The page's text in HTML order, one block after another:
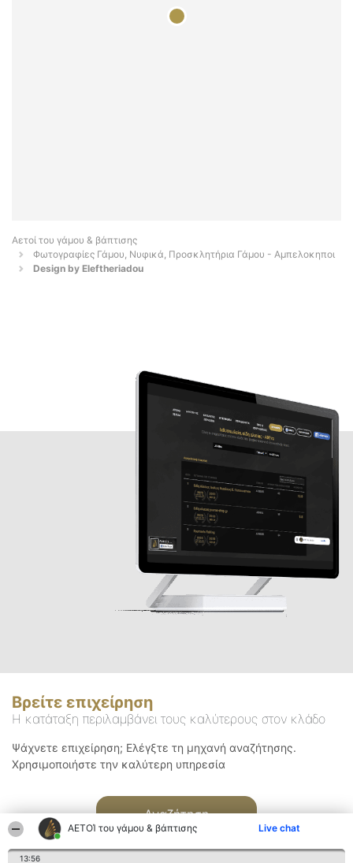
ΑΕΤΟΊ του γάμου & βάπτισης Live chat
13:56
Αετοί του γάμου & βάπτισης
Φωτογραφίες Γάμου, Νυφικά, Προσκλητήρια Γάμου - Αμπελοκηποι
Design by Eleftheriadou
Βρείτε επιχείρηση
Η κατάταξη περιλαμβάνει τους καλύτερους στον κλάδο
Ψάχνετε επιχείρηση; Ελέγξτε τη μηχανή αναζήτησης.
Χρησιμοποιήστε την καλύτερη υπηρεσία
Αναζήτηση